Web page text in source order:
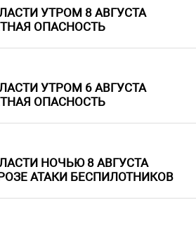
УТРОМ 8 АВГУСТА
ОПАСНОСТЬ
УТРОМ 6 АВГУСТА
ОПАСНОСТЬ
НОЧЬЮ 8 АВГУСТА
АТАКИ БЕСПИЛОТНИКОВ